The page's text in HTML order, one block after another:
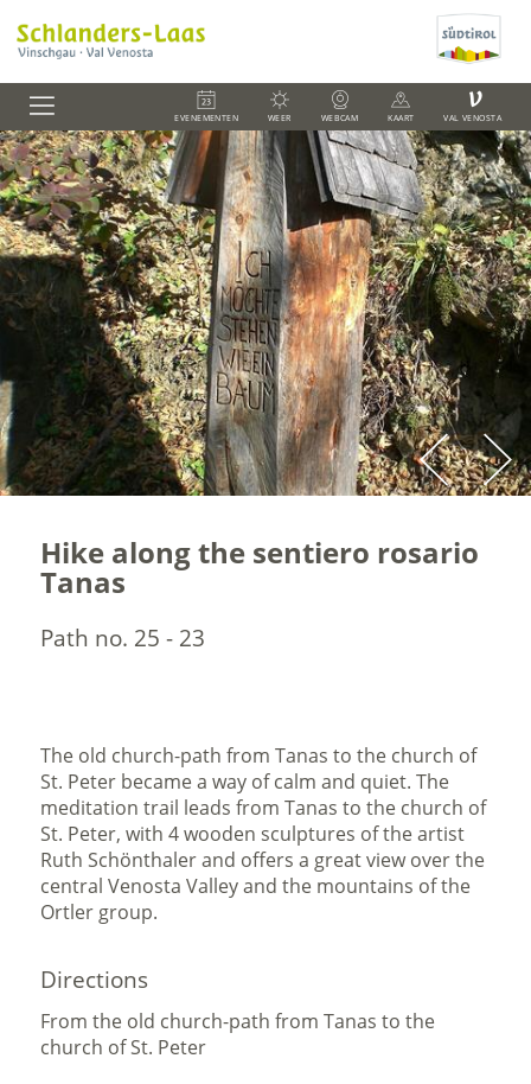
EVENEMENTEN WEER WEBCAM KAART
V
VAL VENOSTA
Hike along the sentiero rosario
Tanas
Path no. 25 - 23
The old church-path from Tanas to the church of
St. Peter became a way of calm and quiet. The
meditation trail leads from Tanas to the church of
St. Peter, with 4 wooden sculptures of the artist
Ruth Schönthaler and offers a great view over the
central Venosta Valley and the mountains of the
Ortler group.
Directions
From the old church-path from Tanas to the
church of St. Peter